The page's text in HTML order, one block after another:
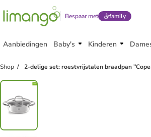
Bespaar met family
Aanbiedingen Baby's Kinderen
Shop 2-delige set: roestvrijstalen braadpan